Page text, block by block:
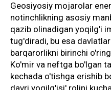
Geosiyosiy mojarolar
notinchlikning asosiy
qazib olinadigan yoqilg'i
tug'diradi, bu esa
barqarorlikni birinchi
Ko'mir va neftga bo'lgan
kechada o'tishga erishib